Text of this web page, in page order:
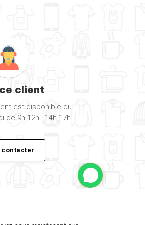
client
est disponible du
de 9h-12h | 14h-17h.
contacter